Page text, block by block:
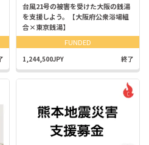
台風21号の被害を受けた大阪の銭湯
を支援しよう。【大阪府公衆浴場組
合×東京銭湯】
FUNDED
1,244,500JPY 終了